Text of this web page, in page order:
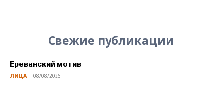
Свежие публикации
Ереванский мотив
ЛИЦА 08/08/2026